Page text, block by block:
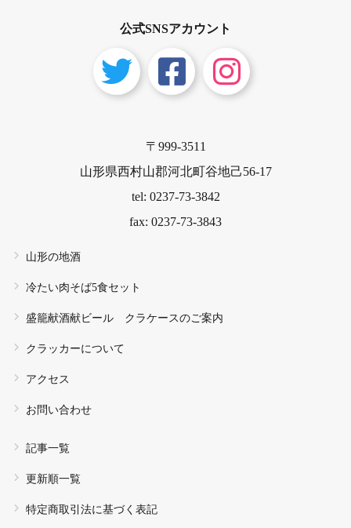
公式SNSアカウント
〒999-3511
山形県西村山郡河北町谷地己56-17
tel: 0237-73-3842
fax: 0237-73-3843
山形の地酒
冷たい肉そば5食セット
盛籠献酒献ビール クラケースのご案内
クラッカーについて
アクセス
お問い合わせ
記事一覧
更新順一覧
特定商取引法に基づく表記